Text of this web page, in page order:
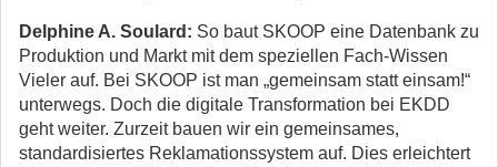
Delphine A. Soulard: So baut SKOOP eine Datenbank zu
Produktion und Markt mit dem speziellen Fach-Wissen
Vieler auf. Bei SKOOP ist man „gemeinsam statt einsam!“
unterwegs. Doch die digitale Transformation bei EKDD
geht weiter. Zurzeit bauen wir ein gemeinsames,
standardisiertes Reklamationssystem auf. Dies erleichtert